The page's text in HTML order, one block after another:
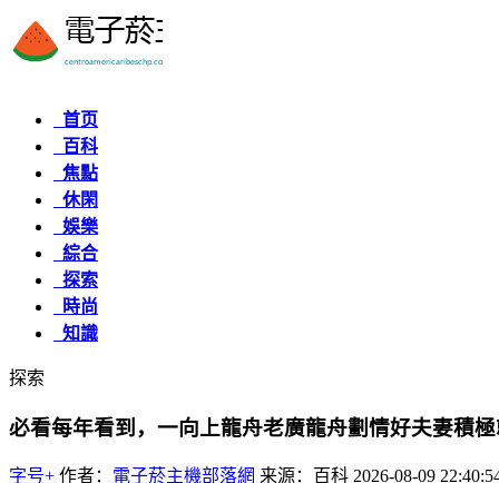
首页
百科
焦點
休閑
娛樂
綜合
探索
時尚
知識
探索
必看每年看到，一向上龍舟老廣龍舟劃情好夫妻積
字号+ 作者： 電子菸主機部落網 来源：百科 2026-08-09